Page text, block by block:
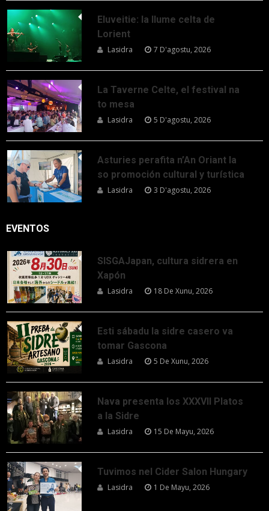
Eluveitie: la llume celta de
Lorient
Lasidra 7 D'agostu, 2026
La Taverne Celte, el festival na
to mesa
Lasidra 5 D'agostu, 2026
Asturies perafita n’An Oriant la
so promoción cultural y turística
Lasidra 3 D'agostu, 2026
EVENTOS
SISGAJapan, cultura sidrera en
Xapón
Lasidra 18 De Xunu, 2026
Esti sábadu la sidre casero va
tomar Gascona
Lasidra 5 De Xunu, 2026
Nava presenta los XXXVII Platos
a la Sidre
Lasidra 15 De Mayu, 2026
Tuvimos nel Cider Salon Hungary
Lasidra 1 De Mayu, 2026